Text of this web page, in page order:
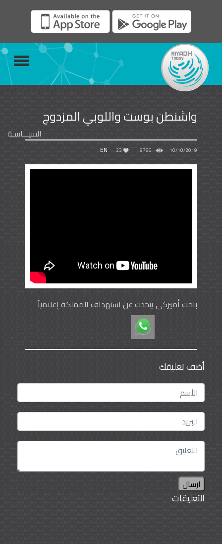
واشنطن بوست واللوبي المزدوج
السيـــاسـة
10/10/2019
9786
23
EN
باحث أميركي يتحدث عن استهداف المملكة إعلامياً
أضف تعليقك
ارسال
التعليقات